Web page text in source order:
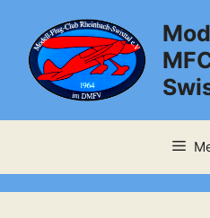
springen